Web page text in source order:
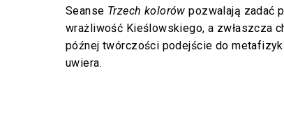
Seanse Trzech kolorów pozwalają zadać
wrażliwość Kieślowskiego, a zwłaszcza
późnej twórczości podejście do
uwiera.